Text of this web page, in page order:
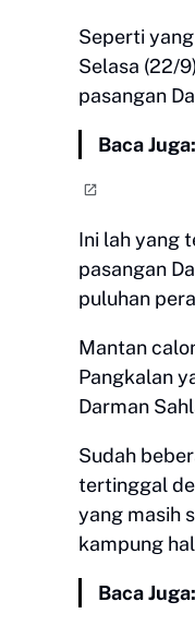
Seperti
Selasa (22/
pasangan
Baca Juga:
Ini lah yang
pasangan
puluhan
Mantan
Pangkalan
Darman
Sudah
tertinggal
yang masih
kampung
Baca Juga: